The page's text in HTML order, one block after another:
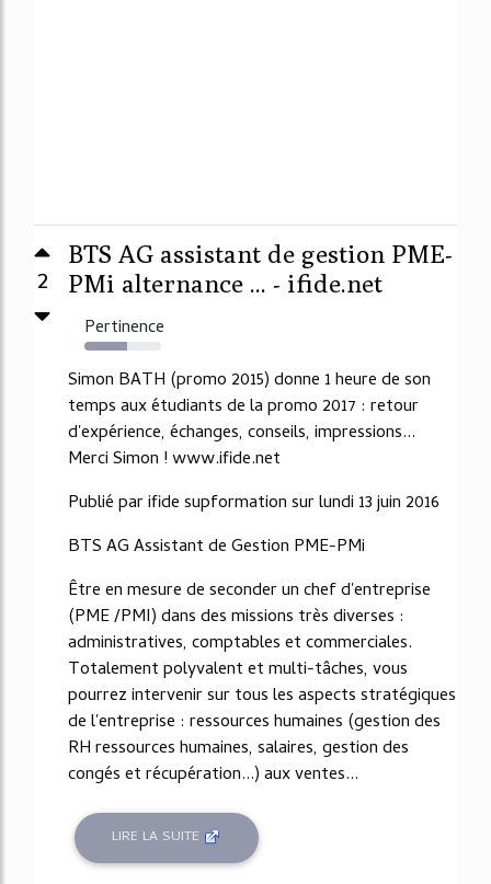
2
BTS AG assistant de gestion PME-
PMi alternance ... - ifide.net
Pertinence
55%
Simon BATH (promo 2015) donne 1 heure de son
temps aux étudiants de la promo 2017 : retour
d'expérience, échanges, conseils, impressions...
Merci Simon ! www.ifide.net
Publié par ifide supformation sur lundi 13 juin 2016
BTS AG Assistant de Gestion PME-PMi
Être en mesure de seconder un chef d'entreprise
(PME /PMI) dans des missions très diverses :
administratives, comptables et commerciales.
Totalement polyvalent et multi-tâches, vous
pourrez intervenir sur tous les aspects stratégiques
de l'entreprise : ressources humaines (gestion des
RH ressources humaines, salaires, gestion des
congés et récupération...) aux ventes...
LIRE LA SUITE